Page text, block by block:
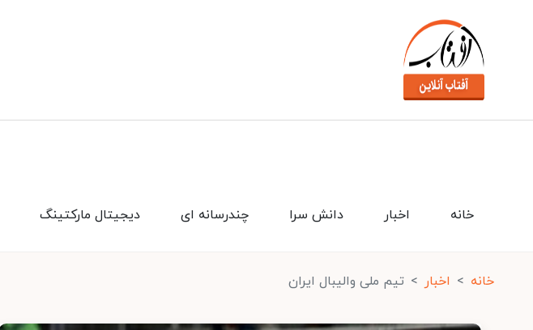
دیجیتال مارکتینگ چندرسانه ای دانش سرا اخبار خانه
خانه اخبار تیم ملی والیبال ایران